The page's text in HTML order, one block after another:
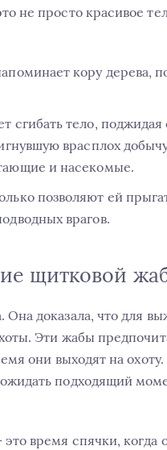
не просто красивое
кору дерева,
сгибать тело,
врасплох
и насекомые.
позволяют ей
врагов.
щитковой
доказала, что для
Эти жабы
они выходят на
подходящий
время спячки, когда